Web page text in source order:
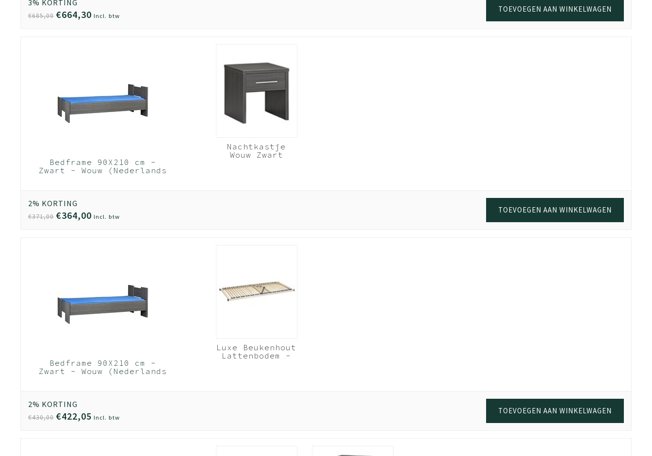
Twijfelaar Bed 120x200 met opbergruimte
Tweepersoonsbed met opbergruimte
3% KORTING
€685,00 €664,30 Incl. btw
TOEVOEGEN AAN WINKELWAGEN
Bedframe 90X210 cm -
Zwart - Wouw (Nederlands
Nachtkastje
Wouw Zwart
2% KORTING
€371,00 €364,00 Incl. btw
TOEVOEGEN AAN WINKELWAGEN
Bedframe 90X210 cm -
Zwart - Wouw (Nederlands
Luxe Beukenhout
Lattenbodem -
2% KORTING
€430,00 €422,05 Incl. btw
TOEVOEGEN AAN WINKELWAGEN